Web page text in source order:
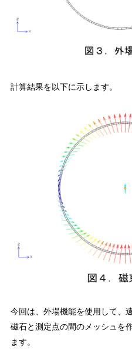
計算結果を以下に示します。
今回は、外場機能を使用して、
磁石と測定点の間のメッシュを
ます。